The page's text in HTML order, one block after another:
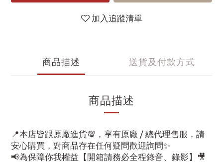
加入追蹤清單
商品描述 送貨及付款方式
商品描述
📍本店皆跟原廠進貨💯，享有原廠 / 總代理售服，請
安心購買，對商品存在任何疑問歡迎詢問✨
📢為保障你我權益【開箱請務必全程錄音、錄影】🎥